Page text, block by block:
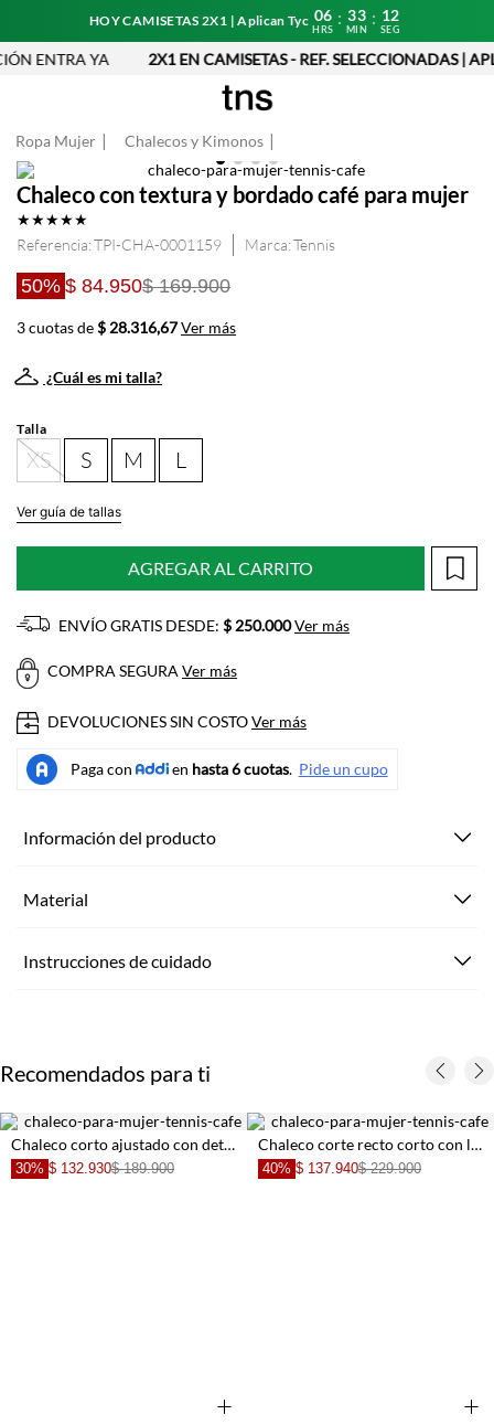
HOY CAMISETAS 2X1 | Aplican Tyc 06
HRS
: 33
MIN
: 12
SEG
ENTRA YA 2X1 EN CAMISETAS - REF. SELECCIONADAS |
Ropa Mujer Chalecos y Kimonos
Chaleco con textura y bordado café para mujer
★★★★★
Referencia:TPI-CHA-0001159 Tennis
50% $ 84.950$ 169.900
3 cuotas de$ 28.316,67Ver más
¿Cuál es mi talla?
Talla
XS S M L
Ver guía de tallas
AGREGAR AL CARRITO
ENVÍO GRATIS DESDE: $ 250.000Ver más
COMPRA SEGURAVer más
DEVOLUCIONES SIN COSTOVer más
Información del producto
Material
Instrucciones de cuidado
Recomendados para ti
+
Chaleco corto ajustado con detalles blancos tipo militar para mujer
30% $ 132.930$ 189.900
+
Chaleco corte recto corto con lentejuelas de algodón rosa dorado para mujer
40% $ 137.940$ 229.900